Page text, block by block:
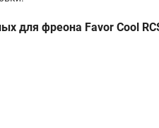
для фреона Favor Cool